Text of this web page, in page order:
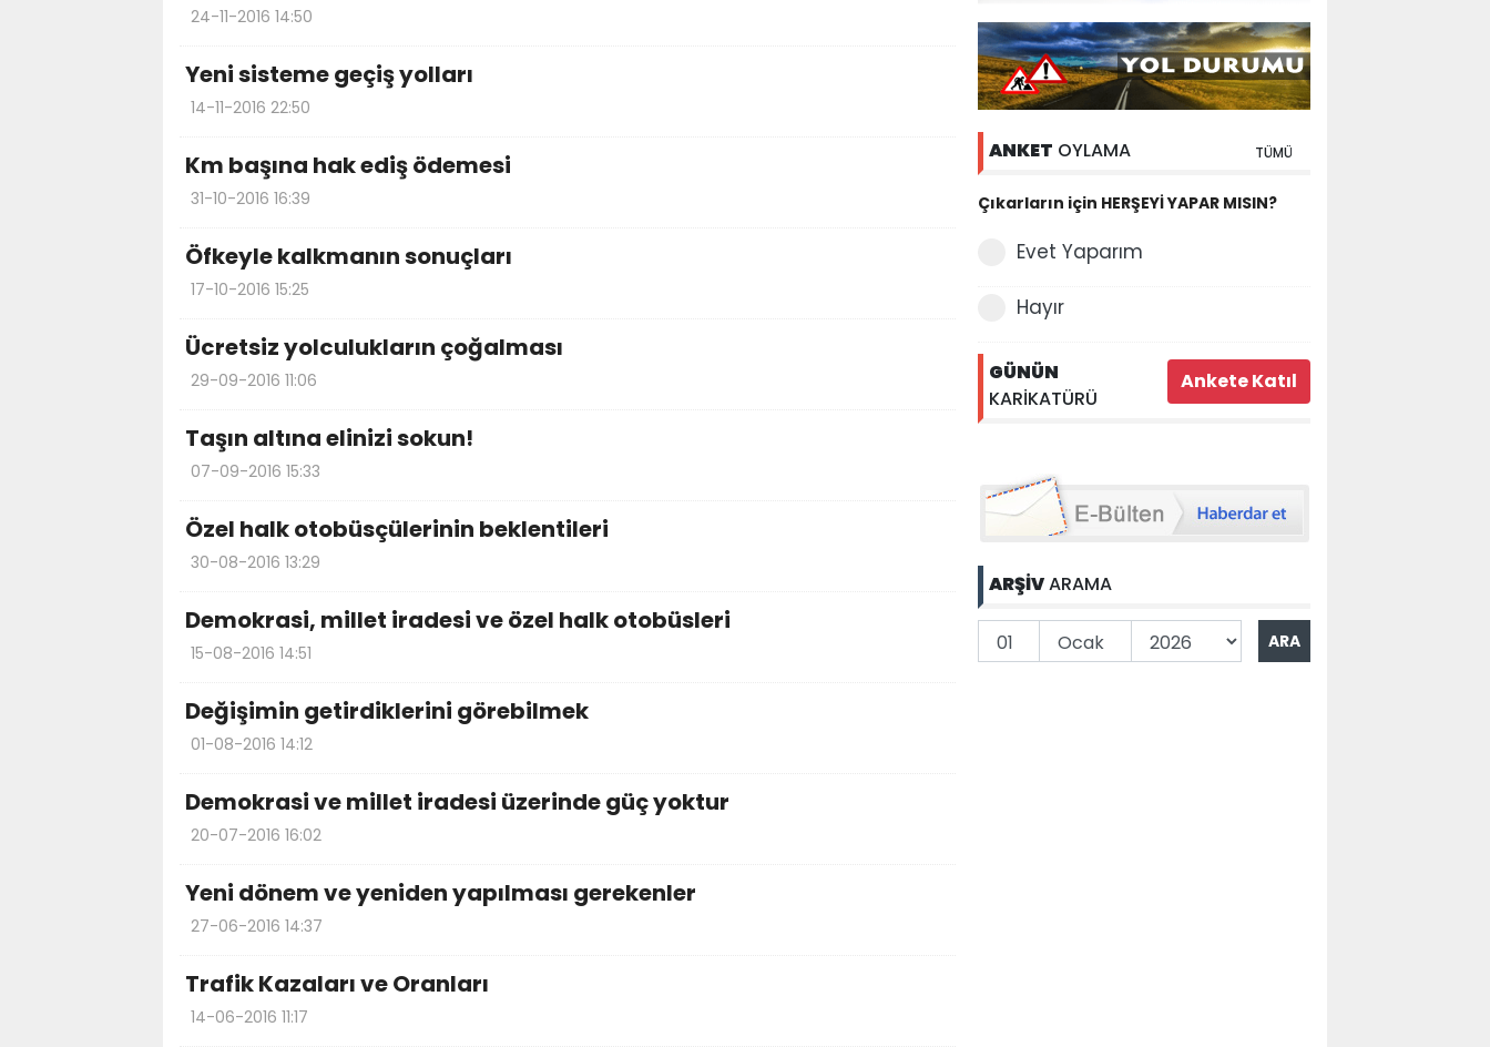
24-11-2016 14:50
Yeni sisteme geçiş yolları
14-11-2016 22:50
Km başına hak ediş ödemesi
31-10-2016 16:39
Öfkeyle kalkmanın sonuçları
17-10-2016 15:25
Ücretsiz yolculukların çoğalması
29-09-2016 11:06
Taşın altına elinizi sokun!
07-09-2016 15:33
Özel halk otobüsçülerinin beklentileri
30-08-2016 13:29
Demokrasi, millet iradesi ve özel halk otobüsleri
15-08-2016 14:51
Değişimin getirdiklerini görebilmek
01-08-2016 14:12
Demokrasi ve millet iradesi üzerinde güç yoktur
20-07-2016 16:02
Yeni dönem ve yeniden yapılması gerekenler
27-06-2016 14:37
Trafik Kazaları ve Oranları
14-06-2016 11:17
ANKET OYLAMA TÜMÜ
Çıkarların için HERŞEYİ YAPAR MISIN?
Evet Yaparım
Hayır
GÜNÜN
KARİKATÜRÜ
ARŞİVARAMA